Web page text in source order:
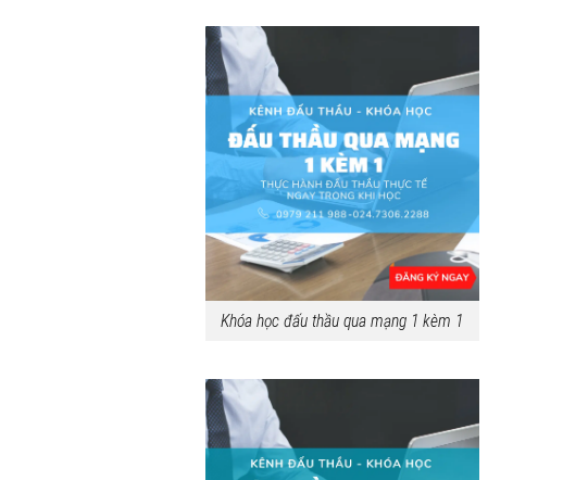
Khóa học đấu thầu qua mạng 1 kèm 1